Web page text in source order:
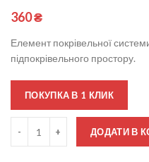
360₴
Елемент покрівельної
підпокрівельного простору.
ПОКУПКА В 1 КЛИК
ДОДАТИ В